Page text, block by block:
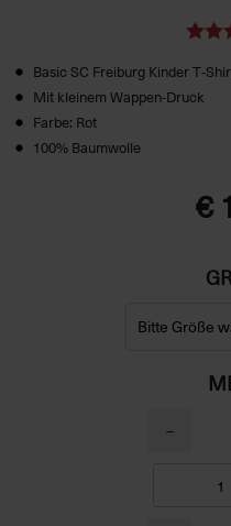
Basic SC Freiburg Kinder
Mit kleinem Wappen-Druck
Farbe: Rot
100% Baumwolle
€
−